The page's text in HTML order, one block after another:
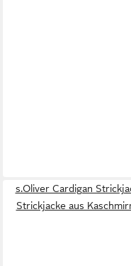
s.Oliver Cardigan
Strickjacke aus